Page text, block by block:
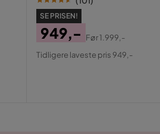
SE PRISEN!
Pris
949,-
Original
Før1.999,-
Tidligere laveste pris 949,-